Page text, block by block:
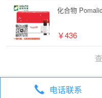
化合物
￥436
全部分类 试剂
电话联系